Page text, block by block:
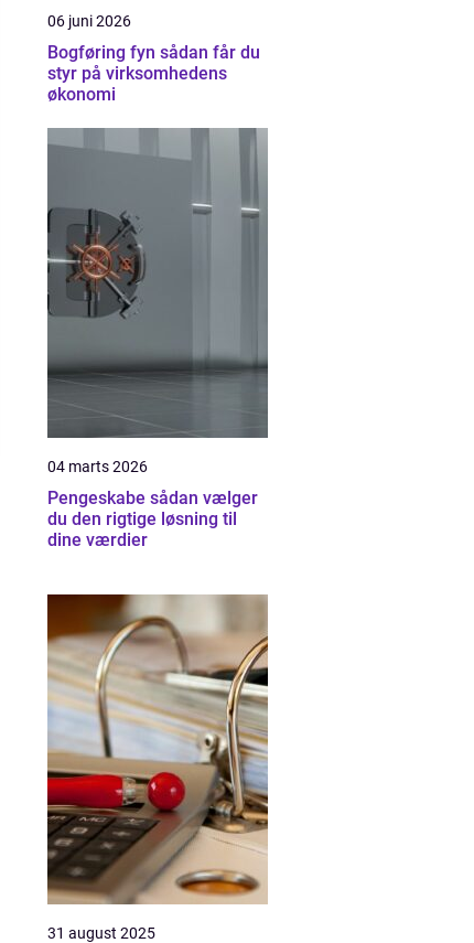
06 juni 2026
Bogføring fyn sådan får du
styr på virksomhedens
økonomi
04 marts 2026
Pengeskabe sådan vælger
du den rigtige løsning til
dine værdier
31 august 2025